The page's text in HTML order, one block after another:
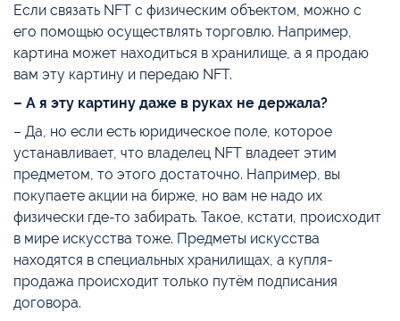
Если связать NFT с физическим объектом, можно с
его помощью осуществлять торговлю. Например,
картина может находиться в хранилище, а я продаю
вам эту картину и передаю NFT.
– А я эту картину даже в руках не держала?
– Да, но если есть юридическое поле, которое
устанавливает, что владелец NFT владеет этим
предметом, то этого достаточно. Например, вы
покупаете акции на бирже, но вам не надо их
физически где-то забирать. Такое, кстати, происходит
в мире искусства тоже. Предметы искусства
находятся в специальных хранилищах, а купля-
продажа происходит только путём подписания
договора.